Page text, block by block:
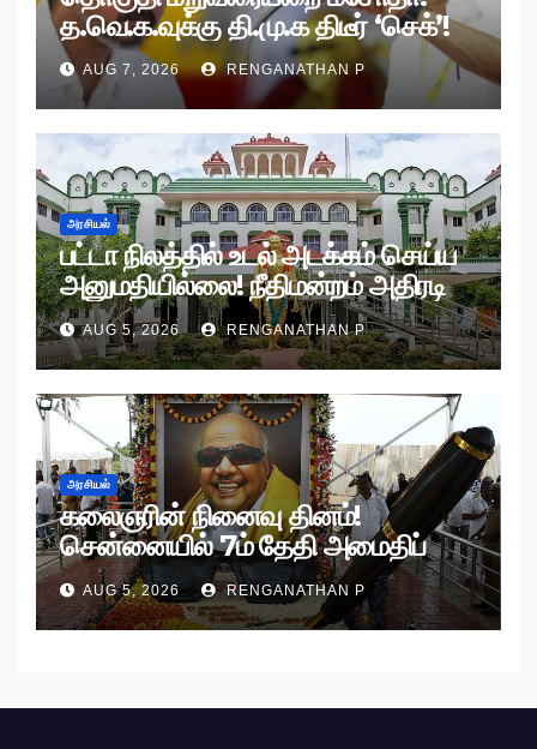
த.வெ.க.வுக்கு தி.மு.க திடீர் ‘செக்’!
AUG 7, 2026 RENGANATHAN P
அரசியல்
பட்டா நிலத்தில் உடல் அடக்கம் செய்ய
அனுமதியில்லை! நீதிமன்றம் அதிரடி
உத்தரவு!
AUG 5, 2026 RENGANATHAN P
அரசியல்
கலைஞரின் நினைவு தினம்!
சென்னையில் 7ம் தேதி அமைதிப்
பேரணி!
AUG 5, 2026 RENGANATHAN P